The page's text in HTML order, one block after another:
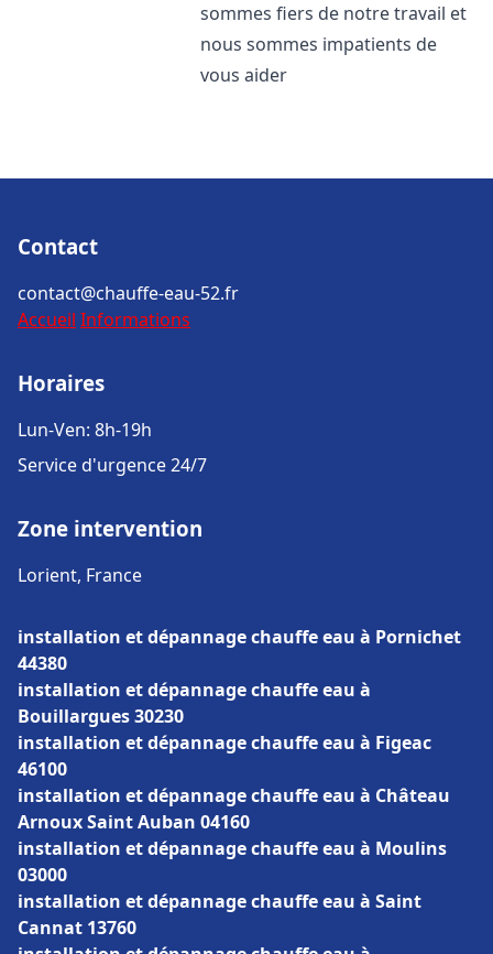
sommes fiers de notre travail et
nous sommes impatients de
vous aider
Contact
contact@chauffe-eau-52.fr
Accueil Informations
Horaires
Lun-Ven: 8h-19h
Service d'urgence 24/7
Zone intervention
Lorient, France
installation et dépannage chauffe eau à Pornichet
44380
installation et dépannage chauffe eau à
Bouillargues 30230
installation et dépannage chauffe eau à Figeac
46100
installation et dépannage chauffe eau à Château
Arnoux Saint Auban 04160
installation et dépannage chauffe eau à Moulins
03000
installation et dépannage chauffe eau à Saint
Cannat 13760